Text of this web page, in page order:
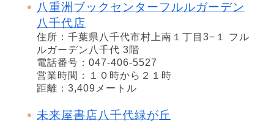
八重洲ブックセンターフルルガーデン
八千代店
住所：千葉県八千代市村上南１丁目3−１ フル
ルガーデン八千代 3階
電話番号：047-406-5527
営業時間：１０時から２１時
距離：3,409メートル
未来屋書店八千代緑が丘